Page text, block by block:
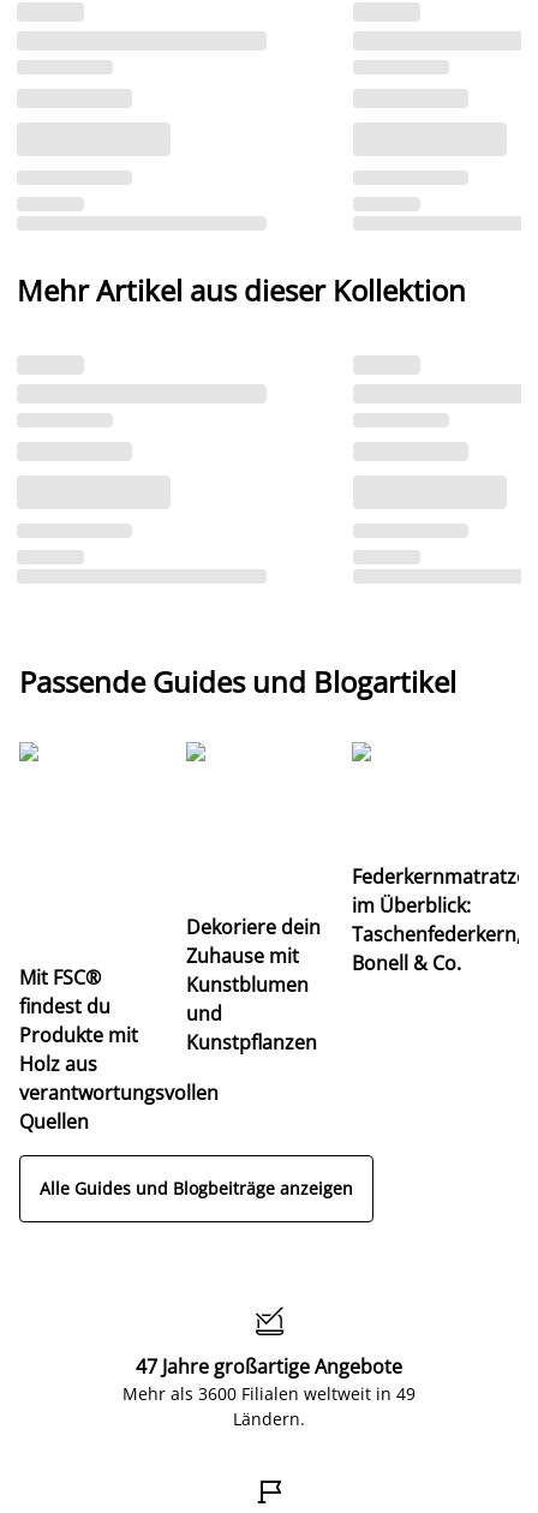
Mehr Artikel aus dieser Kollektion
Passende Guides und Blogartikel
Mit FSC®
findest du
Produkte mit
Holz aus
verantwortungsvollen
Quellen
Dekoriere dein
Zuhause mit
Kunstblumen
und
Kunstpflanzen
im Überblick:
Taschenfederkern,
Bonell & Co.
Alle Guides und Blogbeiträge anzeigen

47 Jahre großartige Angebote
Mehr als 3600 Filialen weltweit in 49
Ländern.
